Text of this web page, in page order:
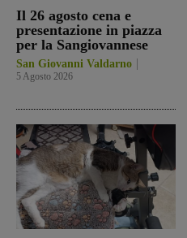
Il 26 agosto cena e
presentazione in piazza
per la Sangiovannese
San Giovanni Valdarno
5 Agosto 2026